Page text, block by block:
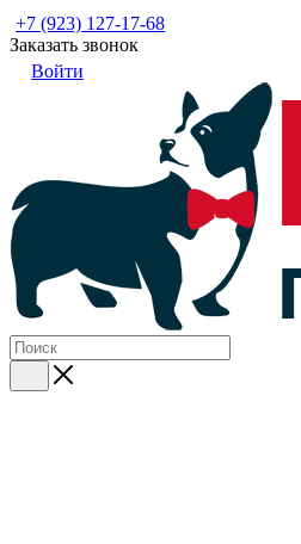
+7 (923) 127-17-68
Заказать звонок
Войти